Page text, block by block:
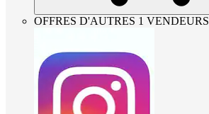
OFFRES D'AUTRES 1 VENDEURS